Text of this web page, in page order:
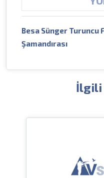
Besa Sünger Turuncu
Şamandırası
İlgili